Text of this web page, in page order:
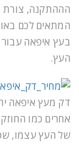
הההתקנה, צורת
המתאים לכם
בעץ איפאה
העץ.
דק מעץ איפאה
אחרים כמו
של העץ עצמו,